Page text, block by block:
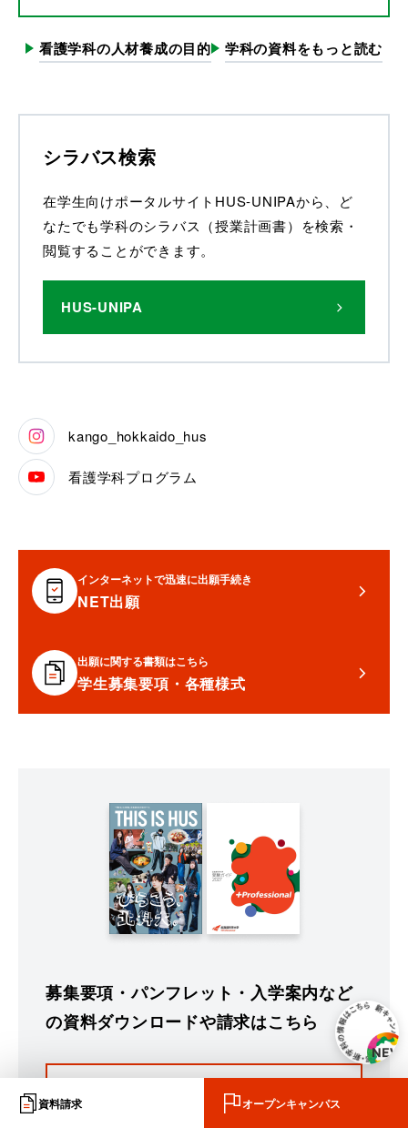
資料請求 オープンキャンパス
看護学科の人材養成の目的 学科の資料をもっと読む
シラバス検索
在学生向けポータルサイトHUS-UNIPAから、ど
なたでも学科のシラバス（授業計画書）を検索・
閲覧することができます。
HUS-UNIPA
kango_hokkaido_hus
看護学科プログラム
インターネットで迅速に出願手続き
NET出願
出願に関する書類はこちら
学生募集要項・各種様式
募集要項・パンフレット・入学案内など
の資料ダウンロードや請求はこちら
資料請求・デジタルパンフレット